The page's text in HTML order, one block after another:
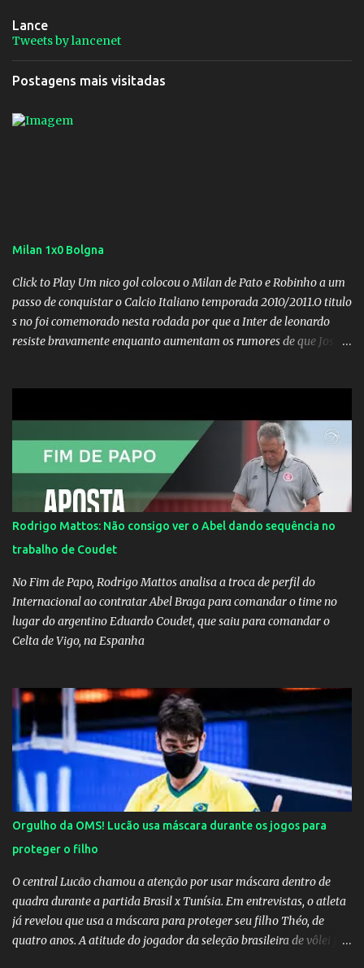
Lance
Tweets by lancenet
Postagens mais visitadas
Milan 1x0 Bolgna
Click to Play Um nico gol colocou o Milan de Pato e Robinho a um
passo de conquistar o Calcio Italiano temporada 2010/2011.O titulo
s no foi comemorado nesta rodada por que a Inter de leonardo
resiste bravamente enquanto aumentam os rumores de que Jos
Rodrigo Mattos: Não consigo ver o Abel dando sequência no
trabalho de Coudet
No Fim de Papo, Rodrigo Mattos analisa a troca de perfil do
Internacional ao contratar Abel Braga para comandar o time no
lugar do argentino Eduardo Coudet, que saiu para comandar o
Celta de Vigo, na Espanha
Orgulho da OMS! Lucão usa máscara durante os jogos para
proteger o filho
O central Lucão chamou a atenção por usar máscara dentro de
quadra durante a partida Brasil x Tunísia. Em entrevistas, o atleta
já revelou que usa a máscara para proteger seu filho Théo, de
quatro anos. A atitude do jogador da seleção brasileira de vôlei foi